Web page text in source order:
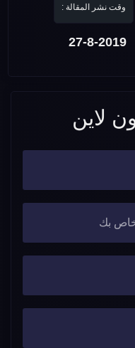
وقت نشر المقالة :
27-8-2019
لاين